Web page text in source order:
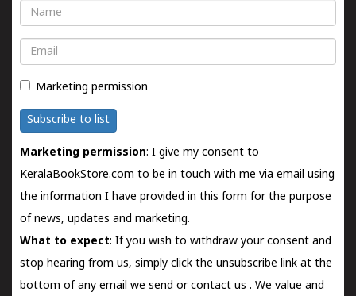
Name
Email
Marketing permission
Subscribe to list
Marketing permission: I give my consent to
KeralaBookStore.com to be in touch with me via email using
the information I have provided in this form for the purpose
of news, updates and marketing.
What to expect: If you wish to withdraw your consent and
stop hearing from us, simply click the unsubscribe link at the
bottom of any email we send orcontact us . We value and